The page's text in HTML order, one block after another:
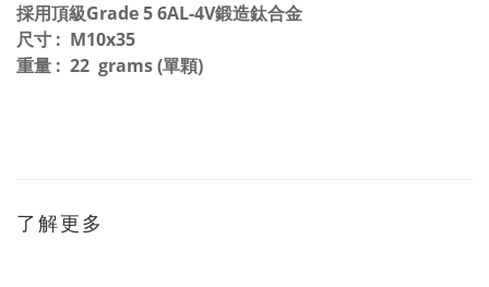
採用頂級Grade 56AL-4V鍛造鈦合金
尺寸 : M10x35
重量 : 22 grams (單顆)
了解更多